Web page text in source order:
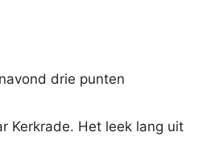
drie punten
Kerkrade. Het leek lang uit